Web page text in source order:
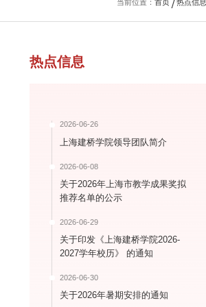
当前位置： 首页 热点信息
热点信息
2026-06-26
上海建桥学院领导团队简介
2026-06-08
关于2026年上海市教学成果奖拟
推荐名单的公示
2026-06-29
关于印发《上海建桥学院2026-
2027学年校历》 的通知
2026-06-30
关于2026年暑期安排的通知